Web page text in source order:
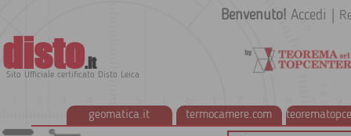
disto.it
Sito Ufficiale certificato Disto Leica
geomatica.it termocamere.com
Benvenuto! Accedi